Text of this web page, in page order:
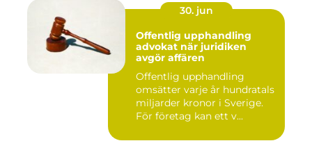
30. jun
Offentlig upphandling
advokat när juridiken
avgör affären
Offentlig upphandling
omsätter varje år hundratals
miljarder kronor i Sverige.
För företag kan ett v...